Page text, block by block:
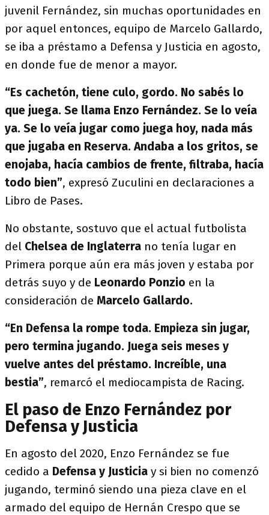
juvenil Fernández, sin muchas oportunidades en
por aquel entonces, equipo de Marcelo Gallardo,
se iba a préstamo a Defensa y Justicia en agosto,
en donde fue de menor a mayor.
“Es cachetón, tiene culo, gordo. No sabés lo
que juega. Se llama Enzo Fernández. Se lo veía
ya. Se lo veía jugar como juega hoy, nada más
que jugaba en Reserva. Andaba a los gritos, se
enojaba, hacía cambios de frente, filtraba, hacía
todo bien”, expresó Zuculini en declaraciones a
Libro de Pases.
No obstante, sostuvo que el actual futbolista
del Chelsea de Inglaterra no tenía lugar en
Primera porque aún era más joven y estaba por
detrás suyo y de Leonardo Ponzio en la
consideración de Marcelo Gallardo.
“En Defensa la rompe toda. Empieza sin jugar,
pero termina jugando. Juega seis meses y
vuelve antes del préstamo. Increíble, una
bestia”, remarcó el mediocampista de Racing.
El paso de Enzo Fernández por
Defensa y Justicia
En agosto del 2020, Enzo Fernández se fue
cedido a Defensa y Justicia y si bien no comenzó
jugando, terminó siendo una pieza clave en el
armado del equipo de Hernán Crespo que se